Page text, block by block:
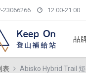
23066266 12:00-21:00
品
表 Abisko Hybrid Trail